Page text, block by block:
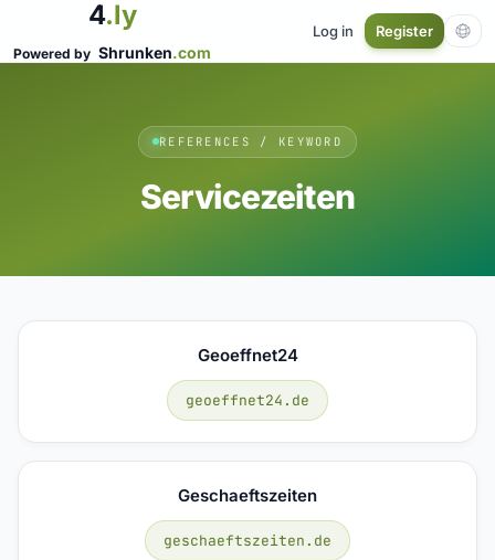
4.ly
Powered by Shrunken.com
Log in Register
REFERENCES / KEYWORD
Servicezeiten
Geoeffnet24
geoeffnet24.de
Geschaeftszeiten
geschaeftszeiten.de